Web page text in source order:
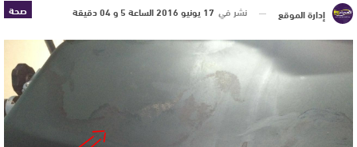
صحة إدارة الموقع نشر في 17 يونيو 2016 الساعة 5 و 04 دقيقة